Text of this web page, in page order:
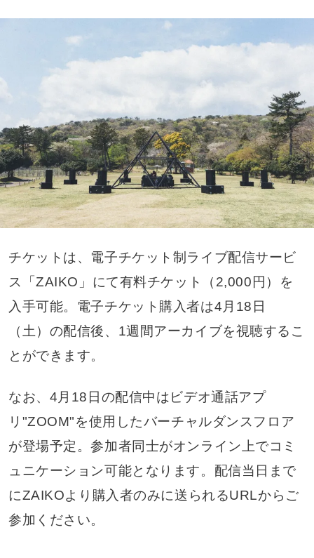
チケットは、電子チケット制ライブ配信サービ
ス「ZAIKO」にて有料チケット（2,000円）を
入手可能。電子チケット購入者は4月18日
（土）の配信後、1週間アーカイブを視聴するこ
とができます。
なお、4月18日の配信中はビデオ通話アプ
リ"ZOOM"を使用したバーチャルダンスフロア
が登場予定。参加者同士がオンライン上でコミ
ュニケーション可能となります。配信当日まで
にZAIKOより購入者のみに送られるURLからご
参加ください。